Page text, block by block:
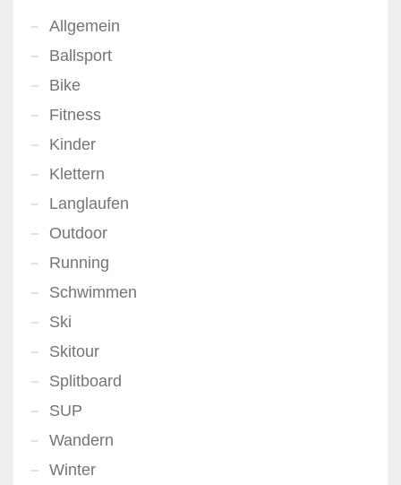
Allgemein
Ballsport
Bike
Fitness
Kinder
Klettern
Langlaufen
Outdoor
Running
Schwimmen
Ski
Skitour
Splitboard
SUP
Wandern
Winter